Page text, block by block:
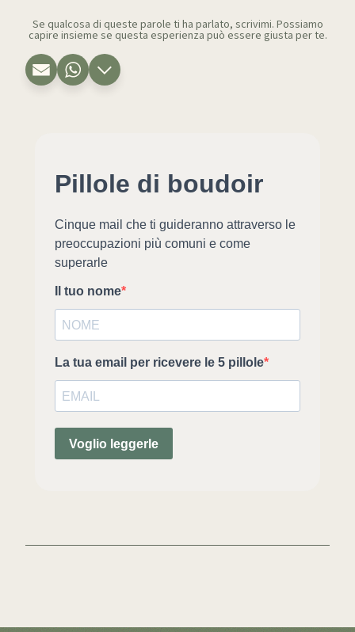
Se qualcosa di queste parole ti ha parlato, scrivimi. Possiamo
capire insieme se questa esperienza può essere giusta per te.
Pillole di boudoir
Cinque mail che ti guideranno attraverso le
preoccupazioni più comuni e come
superarle
Il tuo nome
La tua email per ricevere le 5 pillole
Voglio leggerle